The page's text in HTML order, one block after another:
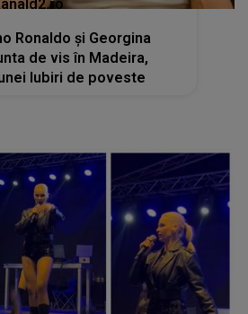
Ronaldo și Georgina
de vis în Madeira,
Iubiri de poveste